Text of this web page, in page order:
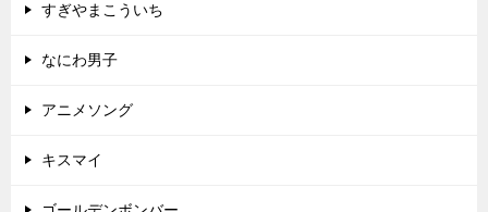
すぎやまこういち
なにわ男子
アニメソング
キスマイ